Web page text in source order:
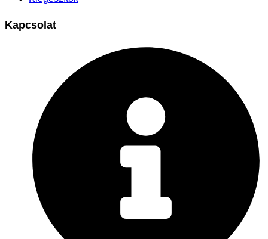
Kapcsolat